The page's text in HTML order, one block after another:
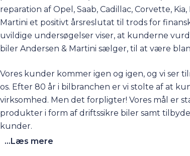
reparation af Opel, Saab, Cadillac, Corvette,
Martini et positivt årsreslutat til trods for
uvildige undersøgelser viser, at kunderne
biler Andersen & Martini sælger, til at være
Vores kunder kommer igen og igen, og vi ser
os. Efter 80 år i bilbranchen er vi stolte af at
virksomhed. Men det forpligter! Vores mål er
produkter i form af driftssikre biler samt
kunder.
...Læs mere